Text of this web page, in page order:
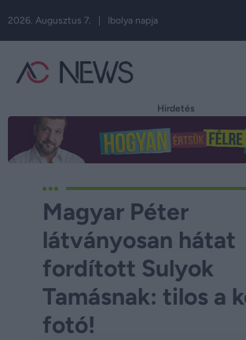
2026. Augusztus 7. | Ibolya napja
Hirdetés
Magyar Péter
látványosan hátat
fordított Sulyok
Tamásnak: tilos a
fotó!